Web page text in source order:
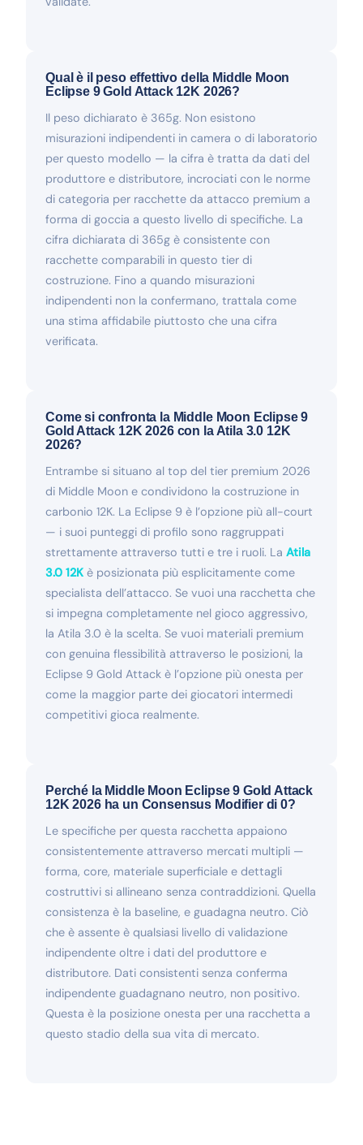
Qual è il peso effettivo della Middle Moon
Eclipse 9 Gold Attack 12K 2026?
Il peso dichiarato è 365g. Non esistono
misurazioni indipendenti in camera o di laboratorio
per questo modello — la cifra è tratta da dati del
produttore e distributore, incrociati con le norme
di categoria per racchette da attacco premium a
forma di goccia a questo livello di specifiche. La
cifra dichiarata di 365g è consistente con
racchette comparabili in questo tier di
costruzione. Fino a quando misurazioni
indipendenti non la confermano, trattala come
una stima affidabile piuttosto che una cifra
verificata.
Come si confronta la Middle Moon Eclipse 9
Gold Attack 12K 2026 con la Atila 3.0 12K
2026?
Entrambe si situano al top del tier premium 2026
di Middle Moon e condividono la costruzione in
carbonio 12K. La Eclipse 9 è l’opzione più all-court
— i suoi punteggi di profilo sono raggruppati
strettamente attraverso tutti e tre i ruoli. La Atila
3.0 12K è posizionata più esplicitamente come
specialista dell’attacco. Se vuoi una racchetta che
si impegna completamente nel gioco aggressivo,
la Atila 3.0 è la scelta. Se vuoi materiali premium
con genuina flessibilità attraverso le posizioni, la
Eclipse 9 Gold Attack è l’opzione più onesta per
come la maggior parte dei giocatori intermedi
competitivi gioca realmente.
Perché la Middle Moon Eclipse 9 Gold Attack
12K 2026 ha un Consensus Modifier di 0?
Le specifiche per questa racchetta appaiono
consistentemente attraverso mercati multipli —
forma, core, materiale superficiale e dettagli
costruttivi si allineano senza contraddizioni. Quella
consistenza è la baseline, e guadagna neutro. Ciò
che è assente è qualsiasi livello di validazione
indipendente oltre i dati del produttore e
distributore. Dati consistenti senza conferma
indipendente guadagnano neutro, non positivo.
Questa è la posizione onesta per una racchetta a
questo stadio della sua vita di mercato.